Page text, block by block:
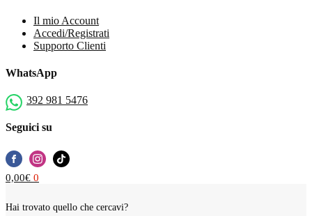
Il mio Account
Accedi/Registrati
Supporto Clienti
WhatsApp
392 981 5476
Seguici su
0,00€ 0
Hai trovato quello che cercavi?